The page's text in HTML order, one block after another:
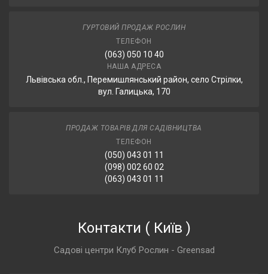
ГУРТОВИЙ ПРОДАЖ РОСЛИН
ТЕЛЕФОН
(063) 050 10 40
НАША АДРЕСА
Львівська обл., Перемишлянський район, село Стрілки,
вул. Галицька, 170
ПРОДАЖ ТОВАРІВ ДЛЯ САДІВНИЦТВА
ТЕЛЕФОН
(050) 043 01 11
(098) 002 60 02
(063) 043 01 11
Контакти ( Київ )
Садові центри Клуб Рослин - Greensad